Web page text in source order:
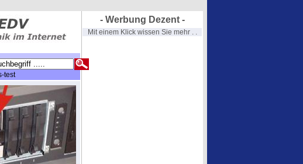
test
- Werbung Dezent -
Mit einem Klick wissen Sie mehr . .